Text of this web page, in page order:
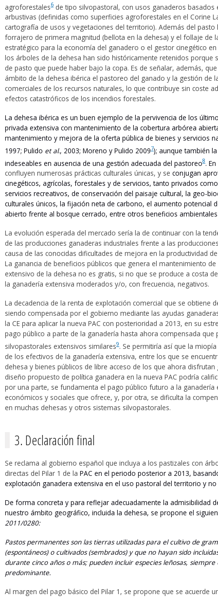
agroforestales6 de tipo silvopastoral, con usos ganaderos
arbustivas (definidas como superficies agroforestales en el Corine
cartografía de usos y vegetaciones del territorio). Además del
forrajero de primera magnitud (bellota en la dehesa) y el follaje de
estratégico para la economía del ganadero o el gestor cinegético
los árboles de la dehesa han sido históricamente retenidos
de pasto que puede haber bajo la copa. Es de señalar, además,
ámbito de la dehesa ibérica el pastoreo del ganado y la gestión de
comerciales de los recursos naturales, lo que contribuye sin coste
efectos catastróficos de los incendios forestales.
La dehesa ibérica es un buen ejemplo de la pervivencia de los
privada extensiva con mantenimiento de la cobertura arbórea
mantenimiento y mejora de la oferta pública de bienes y servicios
1997; Pulido et al., 2003; Moreno y Pulido 20097); aunque también
indeseables en ausencia de una gestión adecuada del pastoreo8.
confluyen numerosas prácticas culturales únicas, y se conjugan
cinegéticos, agrícolas, forestales y de servicios, tanto privados
servicios recreativos, de conservación del paisaje cultural, la geo-
culturales únicos, la fijación neta de carbono, el aumento potencial
abierto frente al bosque cerrado, entre otros beneficios
La evolución esperada del mercado sería la de continuar con la
de las producciones ganaderas industriales frente a las
causa de las conocidas dificultades de mejora en la productividad
La ganancia de beneficios públicos que genera el mantenimiento
extensivo de la dehesa no es gratis, si no que se produce a costa
la ganadería extensiva moderados y/o, con frecuencia, negativos.
La decadencia de la renta de explotación comercial que se obtiene
siendo compensada por el gobierno mediante las ayudas
la CE para aplicar la nueva PAC con posterioridad a 2013, en su
pago público a parte de la ganadería hasta ahora compensada que
silvopastorales extensivos similares9. Se permitiría así que la
de los efectivos de la ganadería extensiva, entre los que se
dehesa y bienes públicos de libre acceso de los que ahora
diseño propuesto de política ganadera en la nueva PAC podría
por una parte, se fundamenta el pago público futuro a la ganadería
económicos y sociales que ofrece, y, por otra, se dificulta la
en muchas dehesas y otros sistemas silvopastorales.
3. Declaración final
Se reclama al gobierno español que incluya a los pastizales con
directas del Pilar 1 de la PAC en el periodo posterior a 2013,
explotación ganadera extensiva en el uso pastoral del territorio y
De forma concreta y para reflejar adecuadamente la admisibilidad
nuestro ámbito geográfico, incluida la dehesa, se propone el
2011/0280:
Pastos permanentes son las tierras utilizadas para el cultivo de
(espontáneos) o cultivados (sembrados) y que no hayan sido
durante cinco años o más; pueden incluir especies leñosas,
predominante.
Al margen del pago básico del Pilar 1, se propone que se acuerde